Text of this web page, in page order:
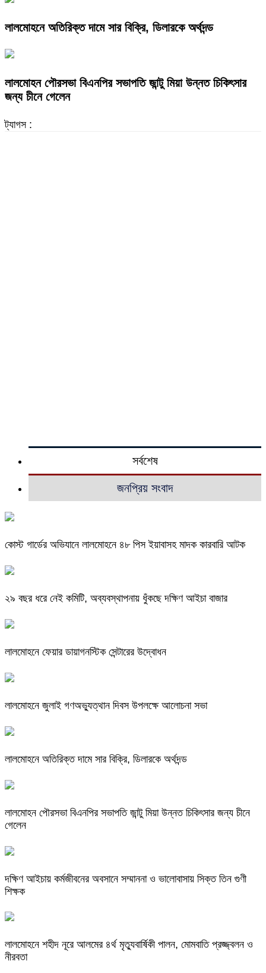
লালমোহনে অতিরিক্ত দামে সার বিক্রি, ডিলারকে অর্থদন্ড
লালমোহন পৌরসভা বিএনপির সভাপতি জান্টু মিয়া উন্নত চিকিৎসার
জন্য চীনে গেলেন
ট্যাগস :
সর্বশেষ
জনপ্রিয় সংবাদ
কোস্ট গার্ডের অভিযানে লালমোহনে ৪৮ পিস ইয়াবাসহ মাদক কারবারি আটক
২৯ বছর ধরে নেই কমিটি, অব্যবস্থাপনায় ধুঁকছে দক্ষিণ আইচা বাজার
লালমোহনে ফেয়ার ডায়াগনস্টিক সেন্টারের উদ্বোধন
লালমোহনে জুলাই গণঅভ্যুত্থান দিবস উপলক্ষে আলোচনা সভা
লালমোহনে অতিরিক্ত দামে সার বিক্রি, ডিলারকে অর্থদন্ড
লালমোহন পৌরসভা বিএনপির সভাপতি জান্টু মিয়া উন্নত চিকিৎসার জন্য চীনে
গেলেন
দক্ষিণ আইচায় কর্মজীবনের অবসানে সম্মাননা ও ভালোবাসায় সিক্ত তিন গুণী
শিক্ষক
লালমোহনে শহীদ নূরে আলমের ৪র্থ মৃত্যুবার্ষিকী পালন, মোমবাতি প্রজ্জ্বলন ও
নীরবতা